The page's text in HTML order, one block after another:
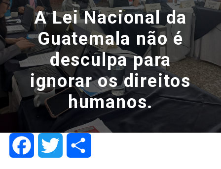
A Lei Nacional da
Guatemala não é
desculpa para
ignorar os direitos
humanos.
FacebookTwitter